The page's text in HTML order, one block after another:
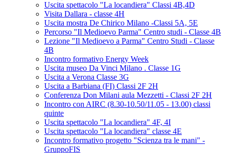
Uscita spettacolo "La locandiera" Classi 4B,4D
Visita Dallara - classe 4H
Uscita mostra De Chirico Milano -Classi 5A, 5E
Percorso "Il Medioevo Parma" Centro studi - Classe 4B
Lezione "Il Medioevo a Parma" Centro Studi - Classe
4B
Incontro formativo Energy Week
Uscita museo Da Vinci Milano . Classe 1G
Uscita a Verona Classe 3G
Uscita a Barbiana (FI) Classi 2F 2H
Conferenza Don Milani aula Mezzetti - Classi 2F 2H
Incontro con AIRC (8.30-10.50/11.05 - 13.00) classi
quinte
Uscita spettacolo "La locandiera" 4F, 4I
Uscita spettacolo "La locandiera" classe 4E
Incontro formativo progetto "Scienza tra le mani" -
GruppoFIS